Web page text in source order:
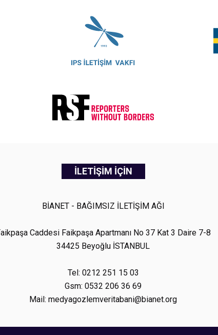
İLETİŞİM İÇİN
BİANET - BAĞIMSIZ İLETİŞİM AĞI
Caddesi Faikpaşa Apartmanı No 37 Kat 3 Daire 7-8
34425 Beyoğlu İSTANBUL
Tel: 0212 251 15 03
Gsm: 0532 206 36 69
Mail: medyagozlemveritabani@bianet.org